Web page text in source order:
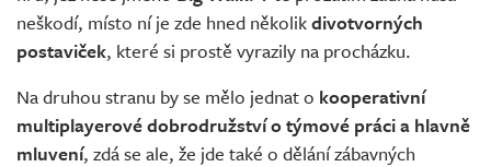
neškodí, místo ní je zde hned několikdivotvorných
postaviček, které si prostě vyrazily na procházku.
Na druhou stranu by se mělo jednat o kooperativní
multiplayerové dobrodružství o týmové práci a hlavně
mluvení, zdá se ale, že jde také o dělání zábavných